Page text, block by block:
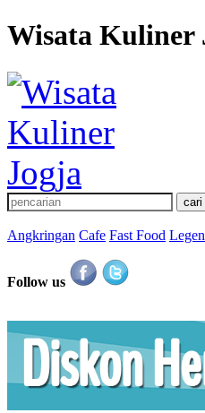
Wisata Kuliner
Angkringan Cafe Fast Food
Follow us